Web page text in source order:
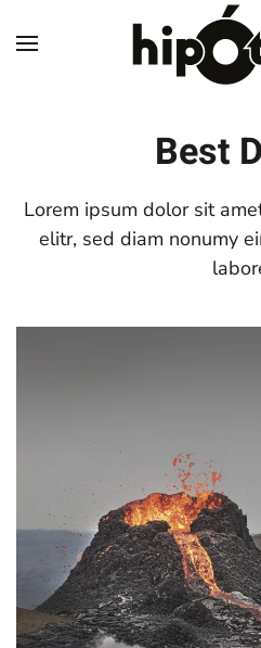
Skip to main content
Best
Lorem ipsum dolor sit
elitr, sed diam nonumy